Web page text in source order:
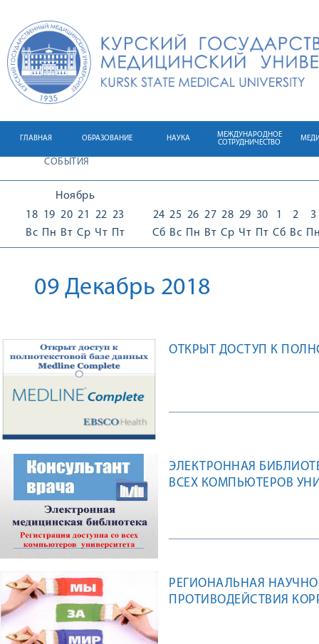
ГЛАВНАЯ ОБРАЗОВАНИЕ НАУКА
МЕЖДУНАРОДНОЕ
СОТРУДНИЧЕСТВО
СОБЫТИЯ
Ноябрь
18
Вс
19
Пн
20
Вт
21
Ср
22
Чт
23
Пт
24
Сб
25
Вс
26
Пн
27
Вт
28
Ср
29
Чт
30
Пт
1
Сб
2
Вс
3
09 Декабрь 2018
ОТКРЫТ ДОСТУП К
ЭЛЕКТРОННАЯ
ВСЕХ КОМПЬЮТЕРОВ
РЕГИОНАЛЬНАЯ
ПРОТИВОДЕЙСТВИЯ